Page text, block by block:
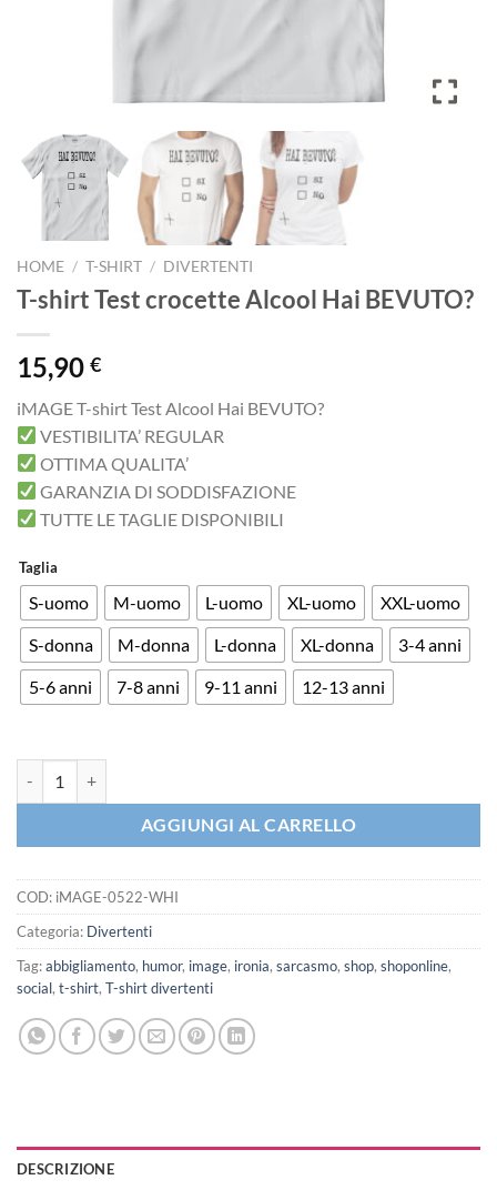
HOME / T-SHIRT / DIVERTENTI
T-shirt Test crocette Alcool Hai BEVUTO?
15,90 €
iMAGE T-shirt Test Alcool Hai BEVUTO?
VESTIBILITA’ REGULAR
OTTIMA QUALITA’
GARANZIA DI SODDISFAZIONE
TUTTE LE TAGLIE DISPONIBILI
Taglia
S-uomo M-uomo L-uomo XL-uomo
XXL-uomo
S-donna
M-donna L-donna XL-donna
3-4 anni
5-6 anni
7-8 anni 9-11 anni 12-13 anni
AGGIUNGI AL CARRELLO
COD: iMAGE-0522-WHI
Categoria: Divertenti
Tag:abbigliamento, humor, image, ironia, sarcasmo, shop, shoponline,
social, t-shirt, T-shirt divertenti
DESCRIZIONE